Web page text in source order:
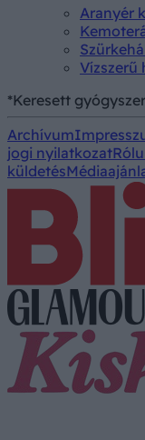
Aranyér
Vízszerű
*Keresett
Archívum
jogi nyilatkozat
küldetés